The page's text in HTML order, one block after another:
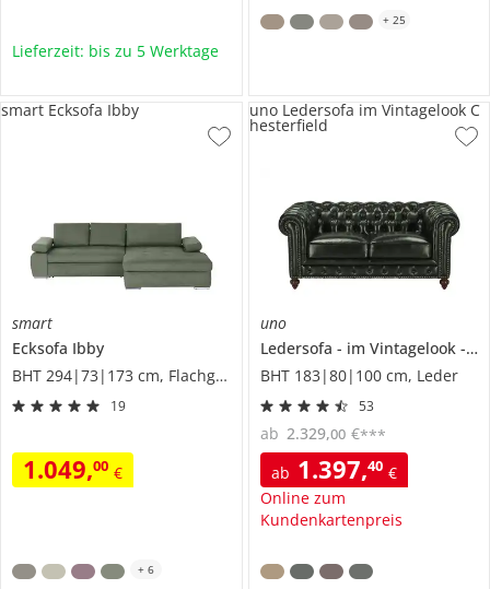
Lieferzeit: bis zu 5 Werktage
+ 25
smart
Ecksofa Ibby
BHT 294|73|173 cm, Flachgewebe fein
19
1.049,00 €
smart Ecksofa Ibby
+ 6
uno
Ledersofa
im Vintagelook
BHT 183|80|100 cm, Leder
53
ab 1.397,40 €
Online zum
Kundenkartenpreis
ab 2.329,00 €***
uno Ledersofa im Vintagelook C
hesterfield